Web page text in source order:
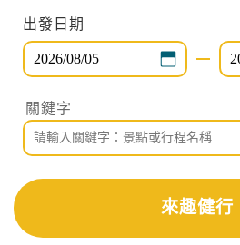
出發時間
找行程